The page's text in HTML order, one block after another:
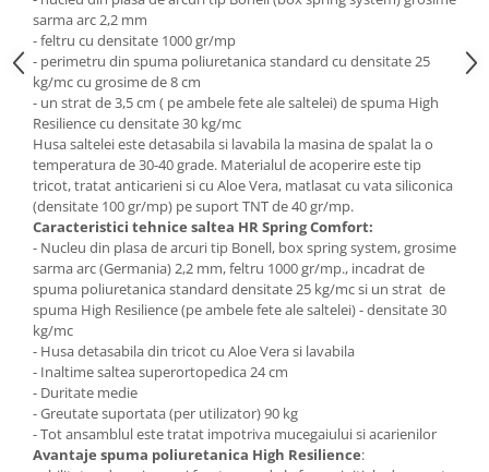
Masa si scaune gradinita
Seturi comode living si dormitor
sarma arc 2,2 mm
- feltru cu densitate 1000 gr/mp
- perimetru din spuma poliuretanica standard cu densitate 25
kg/mc cu grosime de 8 cm
- un strat de 3,5 cm ( pe ambele fete ale saltelei) de spuma High
Resilience cu densitate 30 kg/mc
Husa saltelei este detasabila si lavabila la masina de spalat la o
temperatura de 30-40 grade. Materialul de acoperire este tip
tricot, tratat anticarieni si cu Aloe Vera, matlasat cu vata siliconica
(densitate 100 gr/mp) pe suport TNT de 40 gr/mp.
Caracteristici tehnice saltea HR Spring Comfort:
- Nucleu din plasa de arcuri tip Bonell, box spring system, grosime
sarma arc (Germania) 2,2 mm, feltru 1000 gr/mp., incadrat de
spuma poliuretanica standard densitate 25 kg/mc si un strat de
spuma High Resilience (pe ambele fete ale saltelei) - densitate 30
kg/mc
- Husa detasabila din tricot cu Aloe Vera si lavabila
- Inaltime saltea superortopedica 24 cm
- Duritate medie
- Greutate suportata (per utilizator) 90 kg
- Tot ansamblul este tratat impotriva mucegaiului si acarienilor
Avantaje spuma poliuretanica High Resilience: